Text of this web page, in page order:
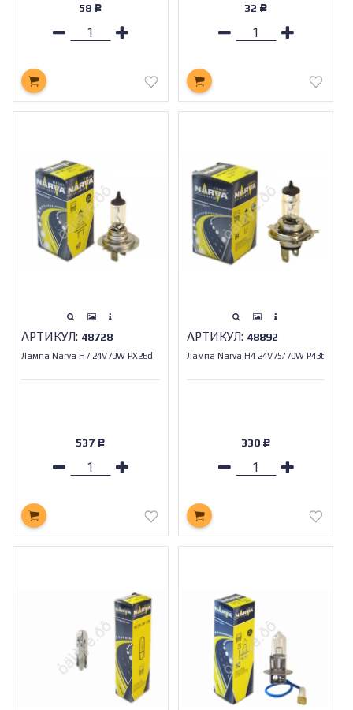
58 Р 32 Р
АРТИКУЛ: 48728
Лампа Narva H7 24V70W PХ26d
537 Р
АРТИКУЛ: 48892
Лампа Narva H4 24V75/70W P43t
330 Р